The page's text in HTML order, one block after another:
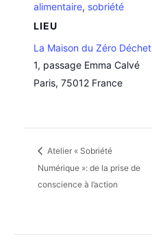
alimentaire, sobriété
LIEU
La Maison du Zéro Déchet
1, passage Emma Calvé
Paris, 75012 France
Atelier « Sobriété
Numérique »: de la prise de
conscience à l’action